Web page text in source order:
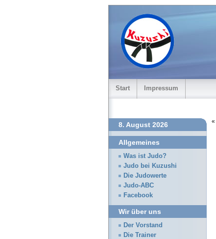
Start Impressum
«
8. August 2026
Allgemeines
Was ist Judo?
Judo bei Kuzushi
Die Judowerte
Judo-ABC
Facebook
Wir über uns
Der Vorstand
Die Trainer